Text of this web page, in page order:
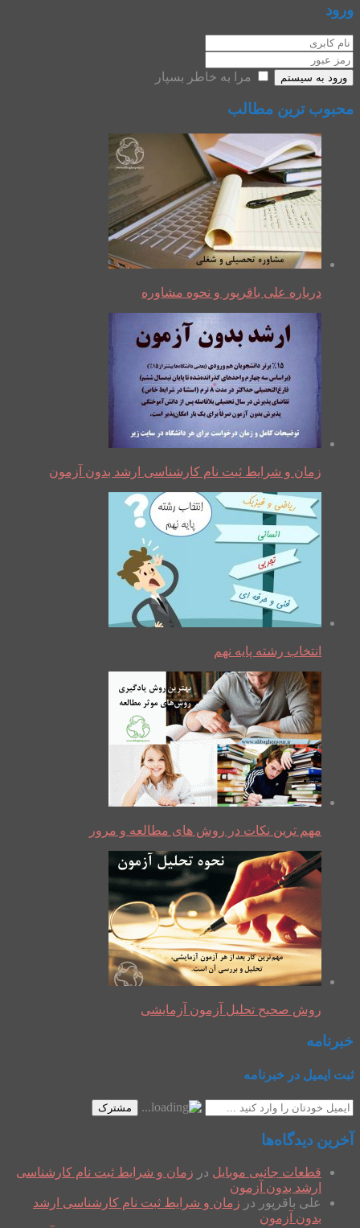
ورود
ورود به سیستم مرا به خاطر بسپار
محبوب ترین مطالب
درباره علی باقرپور و نحوه مشاوره
زمان و شرایط ثبت نام کارشناسی ارشد بدون آزمون
انتخاب رشته پایه نهم
مهم ترین نکات در روش های مطالعه و مرور
روش صحیح تحلیل آزمون آزمایشی
خبرنامه
ثبت ایمیل در خبرنامه
مشترک
آخرین دیدگاه‌ها
قطعات جانبی موبایل در زمان و شرایط ثبت نام کارشناسی
ارشد بدون آزمون
علی باقرپور در زمان و شرایط ثبت نام کارشناسی ارشد
بدون آزمون